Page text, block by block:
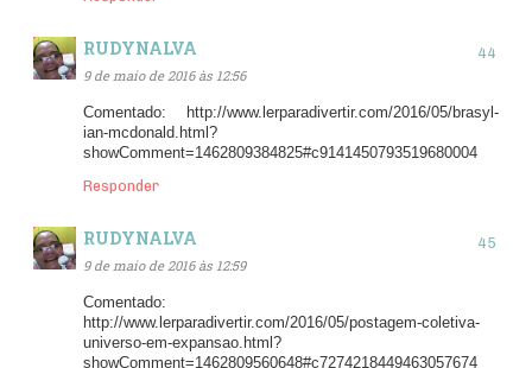
RUDYNALVA
9 de maio de 2016 às 12:56
Comentado: http://www.lerparadivertir.com/2016/05/brasyl-
ian-mcdonald.html?
showComment=1462809384825#c9141450793519680004
Responder
RUDYNALVA
9 de maio de 2016 às 12:59
Comentado:
http://www.lerparadivertir.com/2016/05/postagem-coletiva-
universo-em-expansao.html?
showComment=1462809560648#c7274218449463057674